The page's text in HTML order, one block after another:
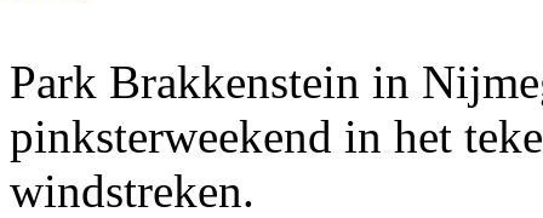
Park Brakkenstein in
pinksterweekend in het
windstreken.